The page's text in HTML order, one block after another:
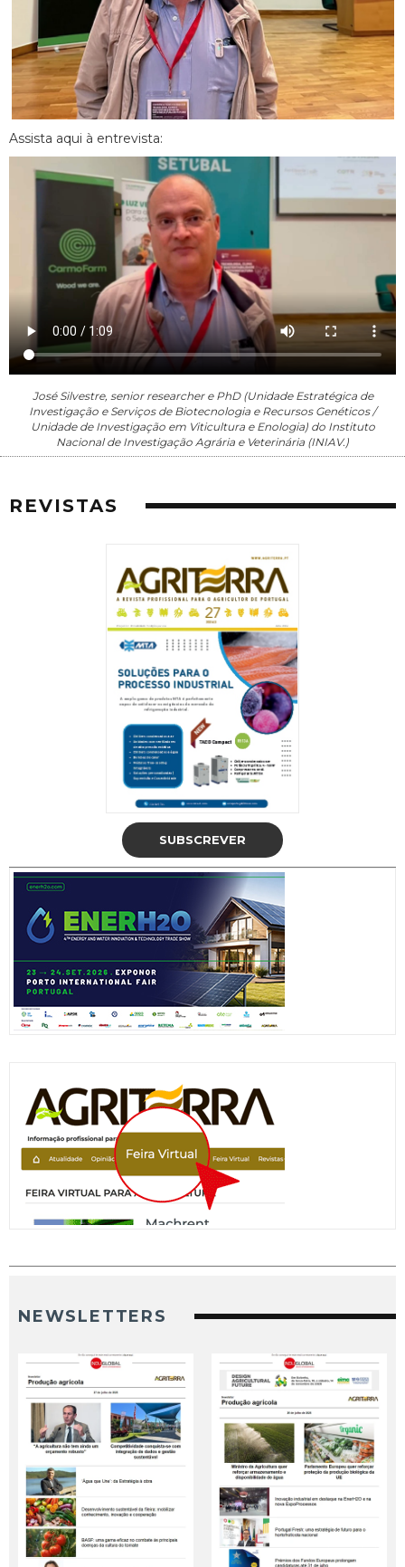
Assista aqui à entrevista:
José Silvestre, senior researcher e PhD (Unidade Estratégica de
Investigação e Serviços de Biotecnologia e Recursos Genéticos /
Unidade de Investigação em Viticultura e Enologia) do Instituto
Nacional de Investigação Agrária e Veterinária (INIAV.)
REVISTAS
SUBSCREVER
NEWSLETTERS